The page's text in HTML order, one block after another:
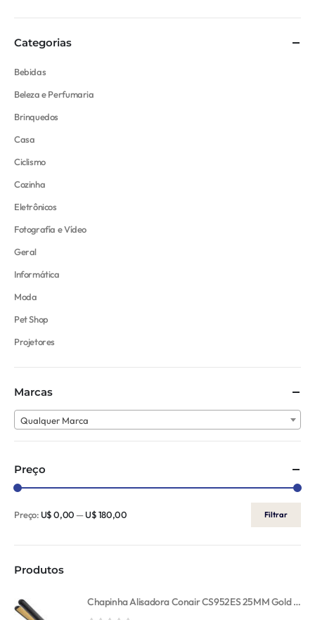
Categorias
Bebidas
Beleza e Perfumaria
Brinquedos
Casa
Ciclismo
Cozinha
Eletrônicos
Fotografía e Vídeo
Geral
Informática
Moda
Pet Shop
Projetores
Marcas
Qualquer Marca
Preço
Filtrar
Preço:U$ 0,00—U$ 180,00
Produtos
Chapinha Alisadora Conair CS952ES 25MM Gold Ceramic 110V